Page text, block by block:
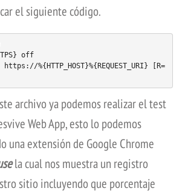
el siguiente código.
off
%{HTTP_HOST}%{REQUEST_URI} [R=
archivo ya podemos realizar el test
Web App, esto lo podemos
una extensión de Google Chrome
la cual nos muestra un registro
sitio incluyendo que porcentaje